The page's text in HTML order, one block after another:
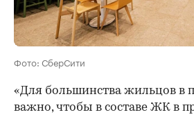
Фото: СберСити
«Для большинства жильцов в
важно, чтобы в составе ЖК в